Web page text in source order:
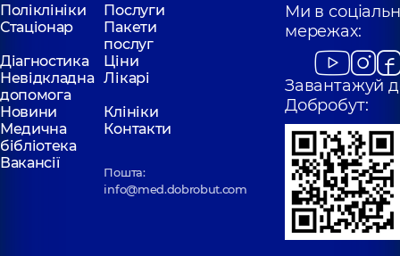
Поліклініки
Послуги
Стаціонар
Пакети
послуг
Діагностика
Ціни
Невідкладна
допомога
Лікарі
Новини
Клініки
Медична
бібліотека
Контакти
Вакансії
Пошта:
info@med.dobrobut.com
Ми в
мережах:
Завантажуй
Добробут: